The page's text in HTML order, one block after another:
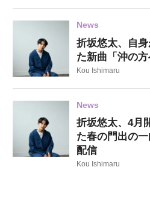
News
折坂悠太、⾃
た新曲「沖の
Kou Ishimaru
News
折坂悠太、4月
た春の門出の
配信
Kou Ishimaru